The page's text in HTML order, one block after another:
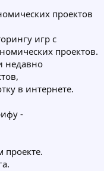
проектов
игр с
проектов.
недавно
в интернете.
-
проекте.